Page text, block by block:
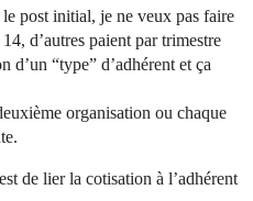
post initial, je ne veux pas faire
d’autres paient par trimestre
“type” d’adhérent et ça
organisation ou chaque
de lier la cotisation à l’adhérent